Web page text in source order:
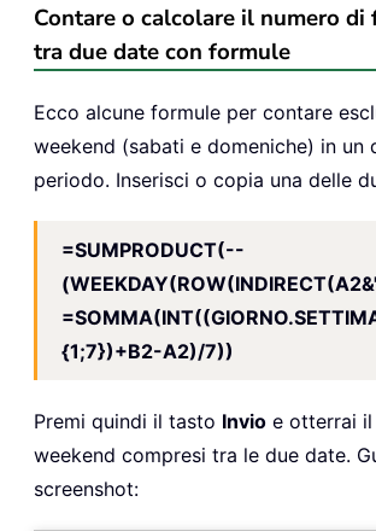
Contare o calcolare il numero di
tra due date con formule
Ecco alcune formule per contare
weekend (sabati e domeniche) in un
periodo. Inserisci o copia una delle
=SUMPRODUCT(--
{1;7})+B2-A2)/7))
Premi quindi il tasto Invio e otterrai
weekend compresi tra le due date.
screenshot: